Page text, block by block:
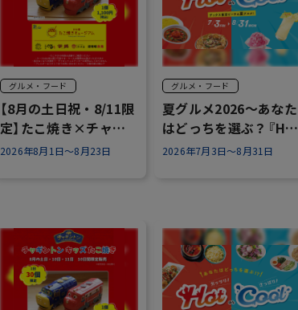
グルメ・フード
【8月の土日祝・8/11限
定】たこ焼き×チャギ
ントン✨
2026年8月1日～8月23日
グルメ・フード
夏グルメ2026～あなた
はどっちを選ぶ？『Hot
or Cool』～
2026年7月3日～8月31日